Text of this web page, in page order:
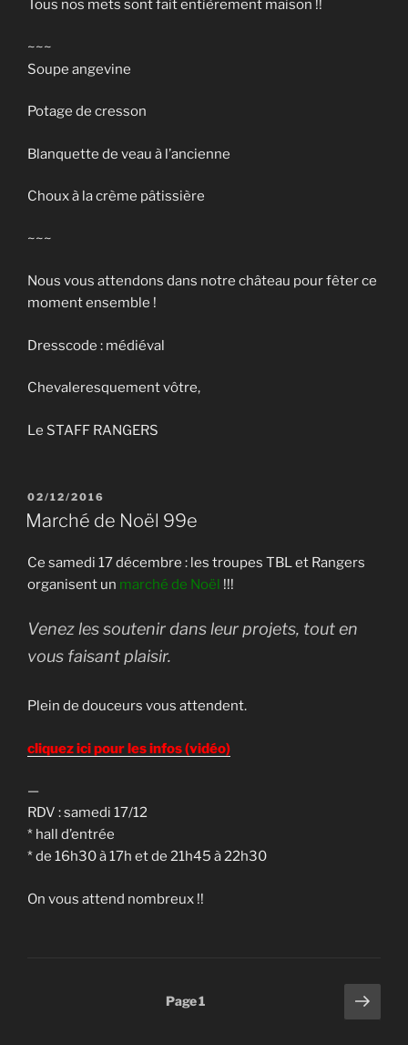
Tous nos mets sont fait entièrement maison !!
~~~
Soupe angevine
Potage de cresson
Blanquette de veau à l’ancienne
Choux à la crème pâtissière
~~~
Nous vous attendons dans notre château pour fêter ce
moment ensemble !
Dresscode : médiéval
Chevaleresquement vôtre,
Le STAFF RANGERS
PUBLIÉ
LE
02/12/2016
Marché de Noël 99e
Ce samedi 17 décembre : les troupes TBL et Rangers
organisent un marché de Noël !!!
Venez les soutenir dans leur projets, tout en
vous faisant plaisir.
Plein de douceurs vous attendent.
cliquez ici pour les infos (vidéo)
—
RDV : samedi 17/12
* hall d’entrée
* de 16h30 à 17h et de 21h45 à 22h30
On vous attend nombreux !!
Page1
Page